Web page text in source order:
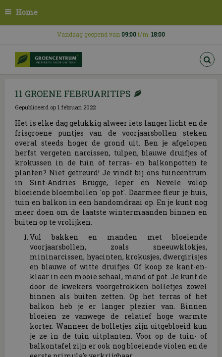
n
Home
Vandaag geopend van 09:00t/m. 18:00
11 GROENE FEBRUARITIPS
Gepubliceerd op 1 februari 2022
Het is elke dag gelukkig alweer iets langer licht en de
frisgroene puntjes van de voorjaarsbollen steken
overal steeds hoger de grond uit. Ben je afgelopen
herfst vergeten narcissen, tulpen, blauwe druifjes of
krokussen in de tuin of terras- en balkonpotten te
planten? Niet getreurd! Je vindt bij ons tuincentrum
in Sint-Andries Brugge, Ieper en Nevele volop
bloeiende bloembollen 'op pot'. Daarmee fleur je huis,
tuin en balkon in een handomdraai op. En je kunt nog
meer doen om de laatste wintermaanden binnen en
buiten op te vrolijken.
Vul bakken en manden met bloeiende
voorjaarsbollen, zoals sneeuwklokjes,
mininarcissen, hyacinten, krokusjes, dwergirisjes
en blauwe of witte druifjes. Of koop ze kant-en-
klaar in een mooie schaal, mand of pot. Je kunt de
door de kwekers voorgetrokken bolletjes zowel
binnen als buiten zetten. Op het terras of het
balkon heb je er langer plezier van. Binnen
bloeien ze vanwege de relatief hoge warmte
korter. Wanneer de bolletjes zijn uitgebloeid kun
je ze in de tuin uitplanten. Voor op de tuin- of
balkontafel zijn er ook nog bloeiende violen en de